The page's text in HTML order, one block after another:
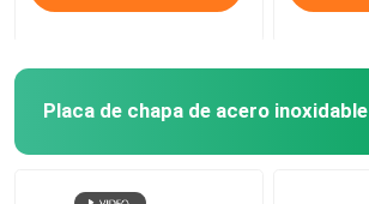
Placa de chapa de acero inoxidable